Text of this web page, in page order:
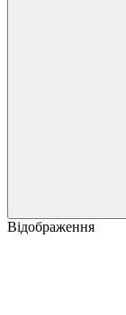
Відображення